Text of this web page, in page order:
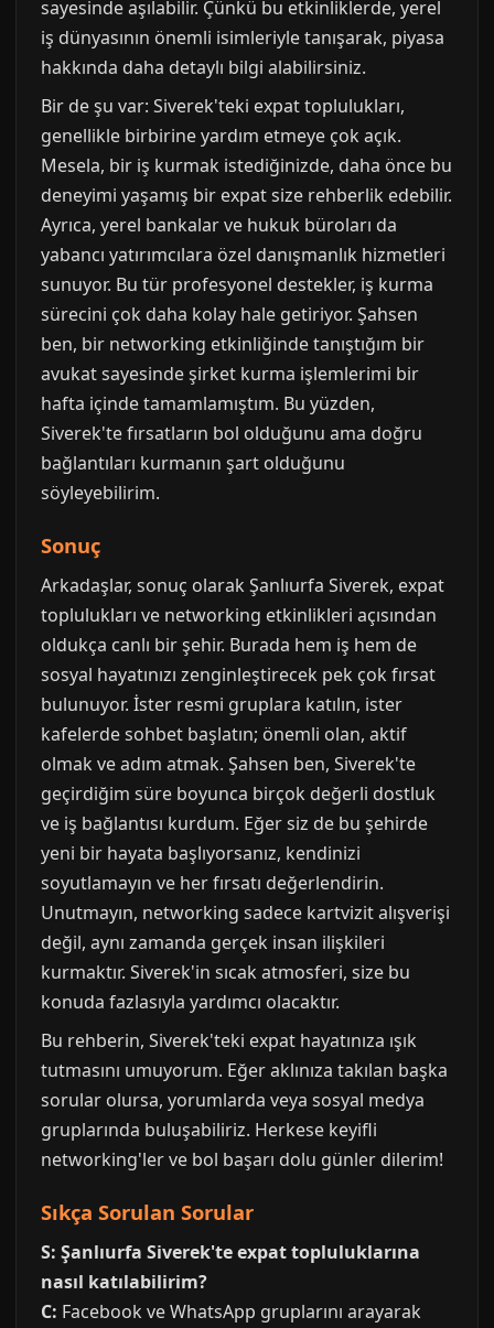
sayesinde aşılabilir. Çünkü bu etkinliklerde, yerel
iş dünyasının önemli isimleriyle tanışarak, piyasa
hakkında daha detaylı bilgi alabilirsiniz.
Bir de şu var: Siverek'teki expat toplulukları,
genellikle birbirine yardım etmeye çok açık.
Mesela, bir iş kurmak istediğinizde, daha önce bu
deneyimi yaşamış bir expat size rehberlik edebilir.
Ayrıca, yerel bankalar ve hukuk büroları da
yabancı yatırımcılara özel danışmanlık hizmetleri
sunuyor. Bu tür profesyonel destekler, iş kurma
sürecini çok daha kolay hale getiriyor. Şahsen
ben, bir networking etkinliğinde tanıştığım bir
avukat sayesinde şirket kurma işlemlerimi bir
hafta içinde tamamlamıştım. Bu yüzden,
Siverek'te fırsatların bol olduğunu ama doğru
bağlantıları kurmanın şart olduğunu
söyleyebilirim.
Sonuç
Arkadaşlar, sonuç olarak Şanlıurfa Siverek, expat
toplulukları ve networking etkinlikleri açısından
oldukça canlı bir şehir. Burada hem iş hem de
sosyal hayatınızı zenginleştirecek pek çok fırsat
bulunuyor. İster resmi gruplara katılın, ister
kafelerde sohbet başlatın; önemli olan, aktif
olmak ve adım atmak. Şahsen ben, Siverek'te
geçirdiğim süre boyunca birçok değerli dostluk
ve iş bağlantısı kurdum. Eğer siz de bu şehirde
yeni bir hayata başlıyorsanız, kendinizi
soyutlamayın ve her fırsatı değerlendirin.
Unutmayın, networking sadece kartvizit alışverişi
değil, aynı zamanda gerçek insan ilişkileri
kurmaktır. Siverek'in sıcak atmosferi, size bu
konuda fazlasıyla yardımcı olacaktır.
Bu rehberin, Siverek'teki expat hayatınıza ışık
tutmasını umuyorum. Eğer aklınıza takılan başka
sorular olursa, yorumlarda veya sosyal medya
gruplarında buluşabiliriz. Herkese keyifli
networking'ler ve bol başarı dolu günler dilerim!
Sıkça Sorulan Sorular
S: Şanlıurfa Siverek'te expat topluluklarına
nasıl katılabilirim?
C: Facebook ve WhatsApp gruplarını arayarak